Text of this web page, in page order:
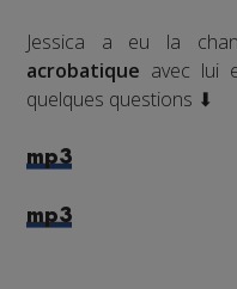
Jessica a eu la
acrobatique avec lui
quelques questions ⬇
mp3
mp3